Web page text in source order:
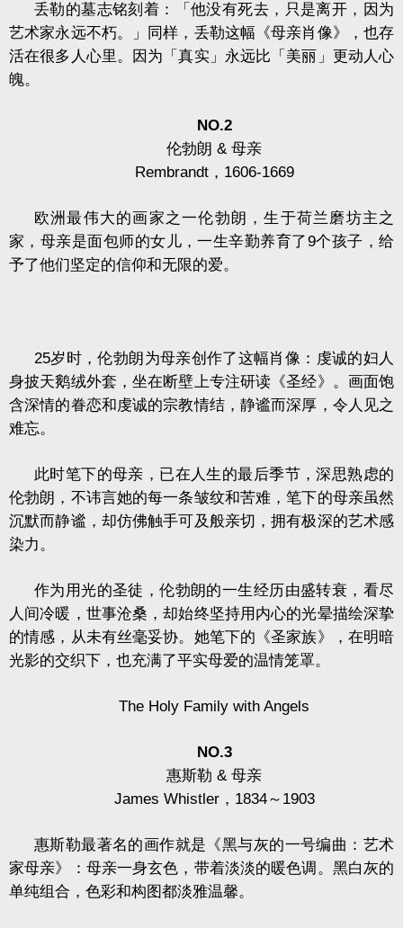
丢勒的墓志铭刻着：「他没有死去，只是离开，因为
艺术家永远不朽。」同样，丢勒这幅《母亲肖像》，也存
活在很多人心里。因为「真实」永远比「美丽」更动人心
魄。
NO.2
伦勃朗 & 母亲
Rembrandt， 1606-1669
欧洲最伟大的画家之一伦勃朗，生于荷兰磨坊主之
家，母亲是面包师的女儿，一生辛勤养育了9个孩子，给
予了他们坚定的信仰和无限的爱。
25岁时，伦勃朗为母亲创作了这幅肖像：虔诚的妇人
身披天鹅绒外套，坐在断壁上专注研读《圣经》。画面饱
含深情的眷恋和虔诚的宗教情结，静谧而深厚，令人见之
难忘。
此时笔下的母亲，已在人生的最后季节，深思熟虑的
伦勃朗，不讳言她的每一条皱纹和苦难，笔下的母亲虽然
沉默而静谧，却仿佛触手可及般亲切，拥有极深的艺术感
染力。
作为用光的圣徒，伦勃朗的一生经历由盛转衰，看尽
人间冷暖，世事沧桑，却始终坚持用内心的光晕描绘深挚
的情感，从未有丝毫妥协。她笔下的《圣家族》，在明暗
光影的交织下，也充满了平实母爱的温情笼罩。
The Holy Family with Angels
NO.3
惠斯勒 & 母亲
James Whistler， 1834～ 1903
惠斯勒最著名的画作就是《黑与灰的一号编曲：艺术
家母亲》：母亲一身玄色，带着淡淡的暖色调。黑白灰的
单纯组合，色彩和构图都淡雅温馨。